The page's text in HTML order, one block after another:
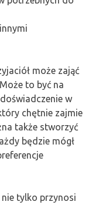
może zająć
to być na
w
chętnie zajmie
także stworzyć
będzie mógł
tylko przynosi